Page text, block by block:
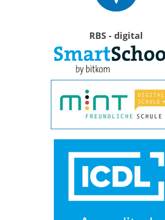
RBS - digital